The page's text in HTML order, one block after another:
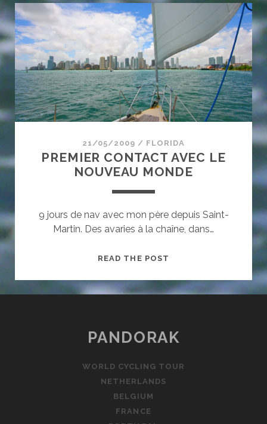
21/05/2009 / FLORIDA
PREMIER CONTACT AVEC LE
NOUVEAU MONDE
9 jours de nav avec mon père depuis Saint-
Martin. Des avaries à la chaîne, dans…
READ THE POST
AVEC
PANDORAK
WORLD CYCLING TOUR
NETHERLANDS
BELGIUM
FRANCE